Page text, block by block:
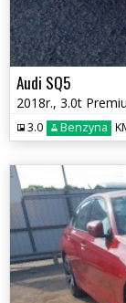
Audi SQ5
3.0 Benzyna